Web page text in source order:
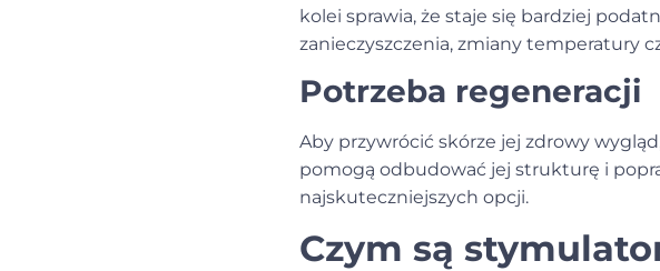
kolei sprawia, że staje się bardziej
zanieczyszczenia, zmiany temperatury
Potrzeba regeneracji
Aby przywrócić skórze jej zdrowy
pomogą odbudować jej strukturę i
najskuteczniejszych opcji.
Czym są